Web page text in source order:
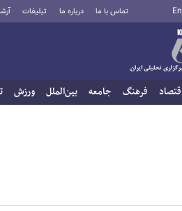
تماس با ما درباره ما تبلیغات
فرهنگ جامعه بین‌الملل ورزش